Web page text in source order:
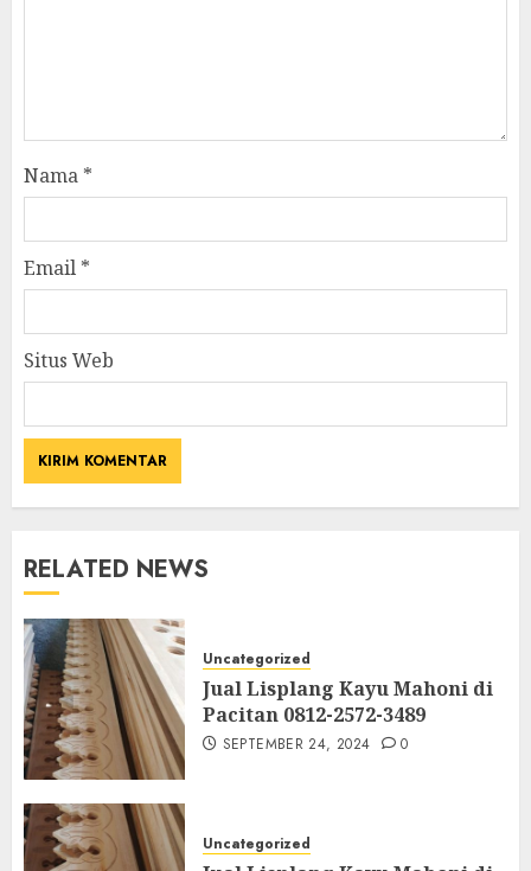
Nama *
Email *
Situs Web
RELATED NEWS
Uncategorized
Jual Lisplang Kayu Mahoni di
Pacitan 0812-2572-3489
SEPTEMBER 24, 2024 0
Uncategorized